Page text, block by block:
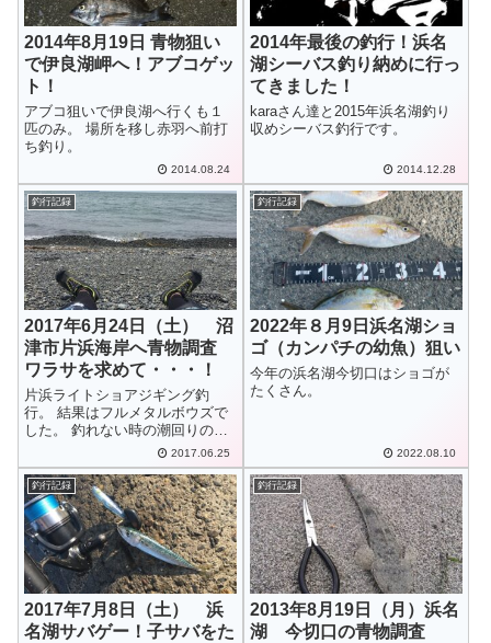
2014年8月19日 青物狙い
で伊良湖岬へ！アブコゲッ
ト！
アブコ狙いで伊良湖へ行くも１
匹のみ。 場所を移し赤羽へ前打
ち釣り。
2014.08.24
2014年最後の釣行！浜名
湖シーバス釣り納めに行っ
てきました！
karaさん達と2015年浜名湖釣り
収めシーバス釣行です。
2014.12.28
釣行記録
2017年6月24日（土） 沼
津市片浜海岸へ青物調査
ワラサを求めて・・・！
片浜ライトショアジギング釣
行。 結果はフルメタルボウズで
した。 釣れない時の潮回りの参
2017.06.25
釣行記録
2022年８月9日浜名湖ショ
ゴ（カンパチの幼魚）狙い
今年の浜名湖今切口はショゴが
たくさん。
2022.08.10
釣行記録
2017年7月8日（土） 浜
名湖サバゲー！子サバをた
釣行記録
2013年8月19日（月）浜名
湖 今切口の青物調査